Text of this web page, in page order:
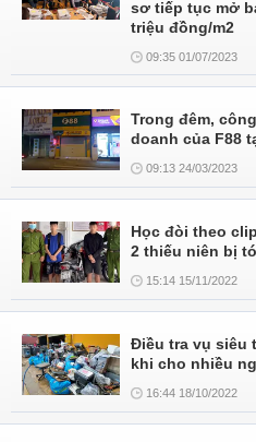
sơ tiếp tục mở
triệu đồng/m2
09:35 01/07/2023
Trong đêm,
doanh của F88
09:13 24/03/2023
Học đòi theo
2 thiếu niên bị
15:14 15/11/2022
Điều tra vụ siêu
khi cho nhiều
16:44 18/10/2022